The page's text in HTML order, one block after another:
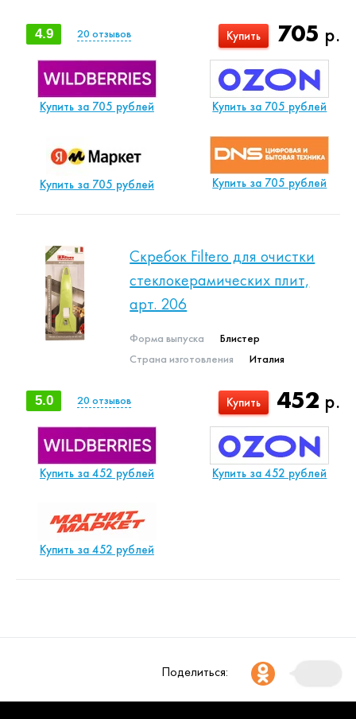
705 р.
Купить
4.9 20 отзывов
Купить за 705 рублей Купить за 705 рублей
Купить за 705 рублей Купить за 705 рублей
Скребок Filtero для очистки
стеклокерамических плит,
арт. 206
Форма выпуска
Блистер
Страна изготовления
Италия
452 р.
Купить
5.0 20 отзывов
Купить за 452 рублей Купить за 452 рублей
Купить за 452 рублей
Поделиться: